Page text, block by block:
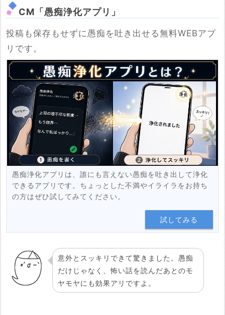
※YouTubeのURL
例：https://www.youtube.com/watch?v=***********
例：https://youtu.be/***********
投稿する
CM「愚痴浄化アプリ」
投稿も保存もせずに愚痴を吐き出せる無料WEBアプ
リです。
愚痴浄化アプリは、誰にも言えない愚痴を吐き出して浄化
できるアプリです。ちょっとした不満やイライラをお持ち
の方はぜひ試してみてください。
試してみる
意外とスッキリできて驚きました。愚痴
だけじゃなく、怖い話を読んだあとのモ
ヤモヤにも効果アリですよ。